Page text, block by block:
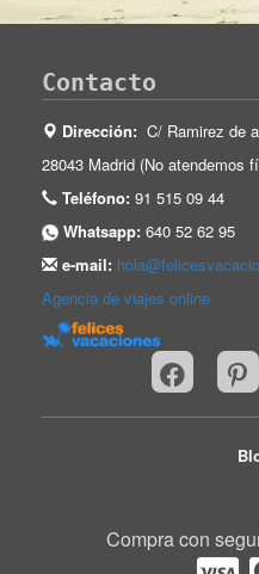
Contacto
Dirección: C/ Ramirez de
28043 Madrid (No atendemos
Teléfono: 91 515 09 44
Whatsapp: 640 52 62 95
e-mail:
Agencia de viajes online
Compra con